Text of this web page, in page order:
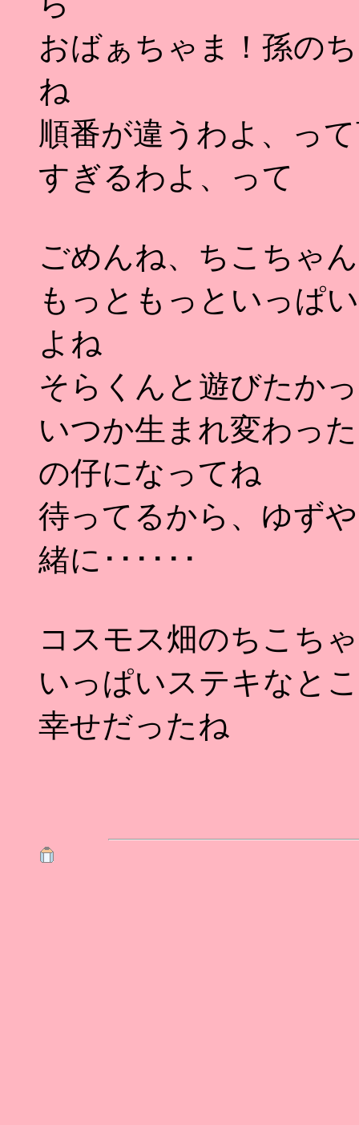
おばぁちゃま！孫の
ね
順番が違うわよ、っ
すぎるわよ、って
ごめんね、ちこちゃん
もっともっといっぱ
よね
そらくんと遊びたか
いつか生まれ変わっ
の仔になってね
待ってるから、ゆず
緒に･･････
コスモス畑のちこち
いっぱいステキなと
幸せだったね